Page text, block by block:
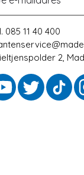
085 11 40 400
2,